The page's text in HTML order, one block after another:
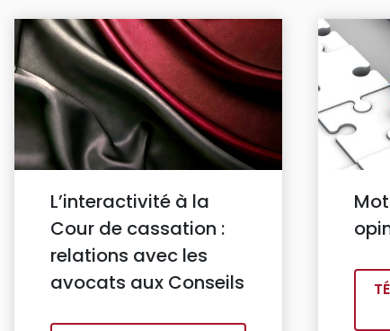
L’interactivité à la
Cour de cassation :
relations avec les
avocats aux Conseils